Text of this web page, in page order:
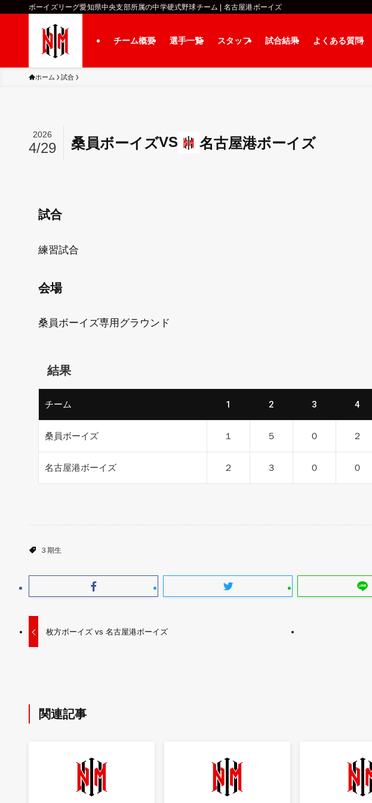
ボーイズリーグ愛知県中央支部所属の中学硬式野球チーム | 名古屋港ボーイズ
チーム概要 選手一覧 スタッフ 試合結果 よくある質問
ホーム 試合
桑員ボーイズVS 名古屋港ボーイズ
2026
4/29
試合
練習試合
会場
桑員ボーイズ専用グラウンド
結果
チーム 1 2 3 4
桑員ボーイズ １ ５ ０ ２
名古屋港ボーイズ ２ ３ ０ ０
３期生
枚方ボーイズ vs 名古屋港ボーイズ
関連記事